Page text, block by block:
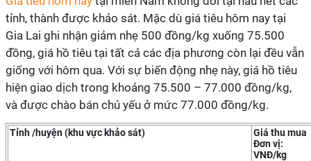
tỉnh, thành được khảo sát. Mặc dù giá tiêu hôm nay tại
Gia Lai ghi nhận giảm nhẹ 500 đồng/kg xuống 75.500
đồng, giá hồ tiêu tại tất cả các địa phương còn lại đều vẫn
giống với hôm qua. Với sự biến động nhẹ này, giá hồ tiêu
hiện giao dịch trong khoảng 75.500 – 77.000 đồng/kg,
và được chào bán chủ yếu ở mức 77.000 đồng/kg.
Tỉnh /huyện (khu vực khảo sát)
Giá thu mua
Đơn vị:
VNĐ/kg